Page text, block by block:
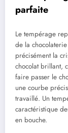
parfaite
Le tempérage
de la
précisément la
chocolat brillant,
faire passer le
une courbe
travaillé. Un
caractéristique
en bouche.